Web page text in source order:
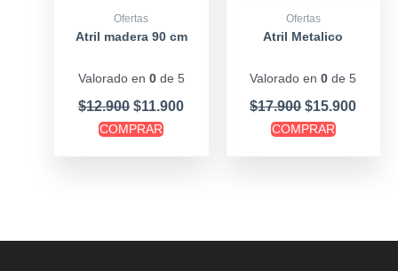
Ofertas
Atril madera 90 cm
Valorado en 0de 5
$12.900 $11.900
COMPRAR
Ofertas
Atril Metalico
Valorado en0 de 5
$17.900 $15.900
COMPRAR